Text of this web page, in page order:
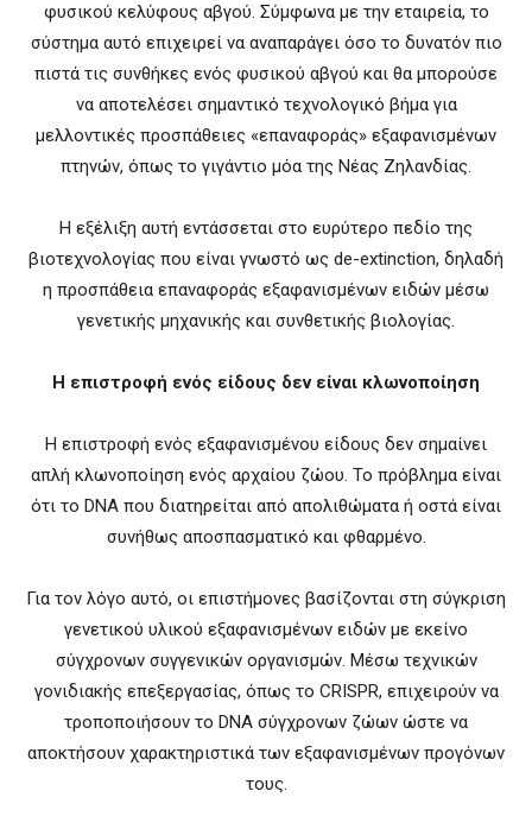
φυσικού κελύφους αβγού. Σύμφωνα με την εταιρεία, το
σύστημα αυτό επιχειρεί να αναπαράγει όσο το δυνατόν πιο
πιστά τις συνθήκες ενός φυσικού αβγού και θα μπορούσε
να αποτελέσει σημαντικό τεχνολογικό βήμα για
μελλοντικές προσπάθειες «επαναφοράς» εξαφανισμένων
πτηνών, όπως το γιγάντιο μόα της Νέας Ζηλανδίας.
Η εξέλιξη αυτή εντάσσεται στο ευρύτερο πεδίο της
βιοτεχνολογίας που είναι γνωστό ως de-extinction, δηλαδή
η προσπάθεια επαναφοράς εξαφανισμένων ειδών μέσω
γενετικής μηχανικής και συνθετικής βιολογίας.
Η επιστροφή ενός είδους δεν είναι κλωνοποίηση
Η επιστροφή ενός εξαφανισμένου είδους δεν σημαίνει
απλή κλωνοποίηση ενός αρχαίου ζώου. Το πρόβλημα είναι
ότι το DNA που διατηρείται από απολιθώματα ή οστά είναι
συνήθως αποσπασματικό και φθαρμένο.
Για τον λόγο αυτό, οι επιστήμονες βασίζονται στη σύγκριση
γενετικού υλικού εξαφανισμένων ειδών με εκείνο
σύγχρονων συγγενικών οργανισμών. Μέσω τεχνικών
γονιδιακής επεξεργασίας, όπως το CRISPR, επιχειρούν να
τροποποιήσουν το DNA σύγχρονων ζώων ώστε να
αποκτήσουν χαρακτηριστικά των εξαφανισμένων προγόνων
τους.